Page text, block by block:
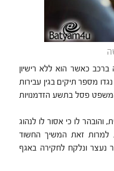
לנהיגה ברכב כאשר הוא ללא רישיון
נגדו מספר תיקים בגין עבירות
פסל בתשע הזדמנויות
לו כי אסור לו לנהוג
למרות זאת המשיך החשוד
נעצר ונלקח לחקירה באגף